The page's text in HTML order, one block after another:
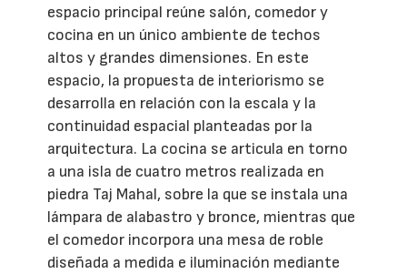
espacio principal reúne salón, comedor y
cocina en un único ambiente de techos
altos y grandes dimensiones. En este
espacio, la propuesta de interiorismo se
desarrolla en relación con la escala y la
continuidad espacial planteadas por la
arquitectura. La cocina se articula en torno
a una isla de cuatro metros realizada en
piedra Taj Mahal, sobre la que se instala una
lámpara de alabastro y bronce, mientras que
el comedor incorpora una mesa de roble
diseñada a medida e iluminación mediante